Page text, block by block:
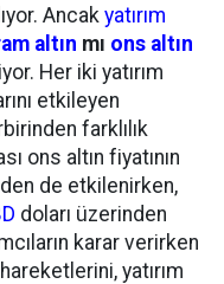
Ancak yatırım
altın mı ons altın
Her iki yatırım
etkileyen
farklılık
ons altın fiyatının
de etkilenirken,
doları üzerinden
karar verirken
yatırım